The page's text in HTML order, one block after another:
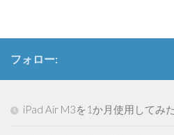
フォロー:
iPad Air M3を1か月使用してみ